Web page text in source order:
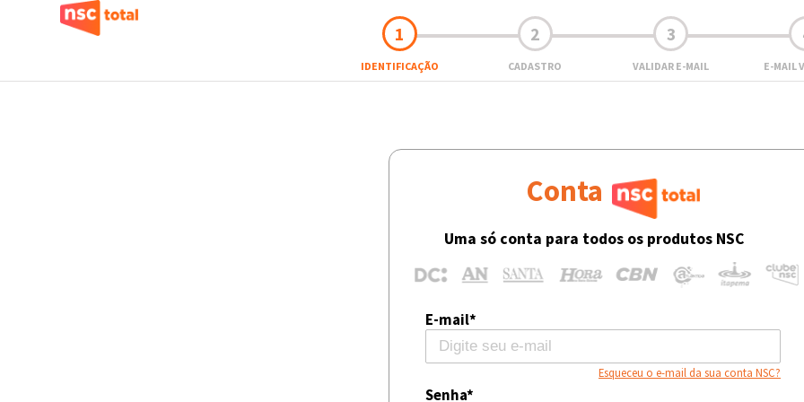
1
IDENTIFICAÇÃO
2
CADASTRO
3
VALIDAR E-MAIL E-MAIL
Conta
Uma só conta para todos os produtos NSC
E-mail*
Esqueceu o e-mail da sua conta NSC?
Senha*